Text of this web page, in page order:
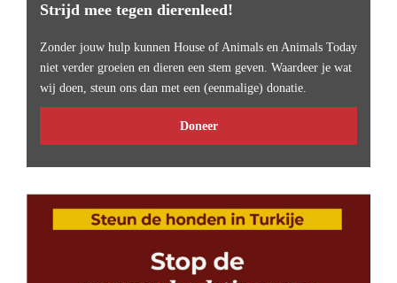
Strijd mee tegen dierenleed!
Zonder jouw hulp kunnen House of Animals en Animals Today
niet verder groeien en dieren een stem geven. Waardeer je wat
wij doen, steun ons dan met een (eenmalige) donatie.
Doneer